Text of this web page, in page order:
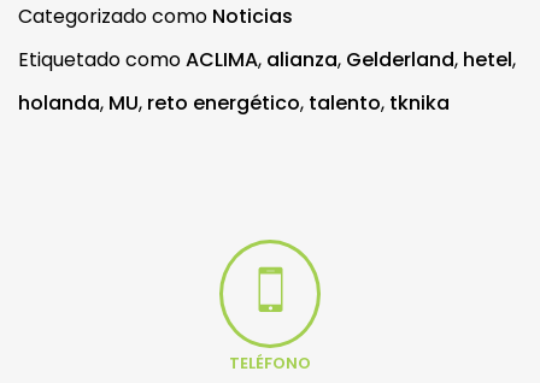
Categorizado como Noticias
Etiquetado comoACLIMA, alianza, Gelderland, hetel,
holanda, MU, reto energético, talento, tknika
TELÉFONO